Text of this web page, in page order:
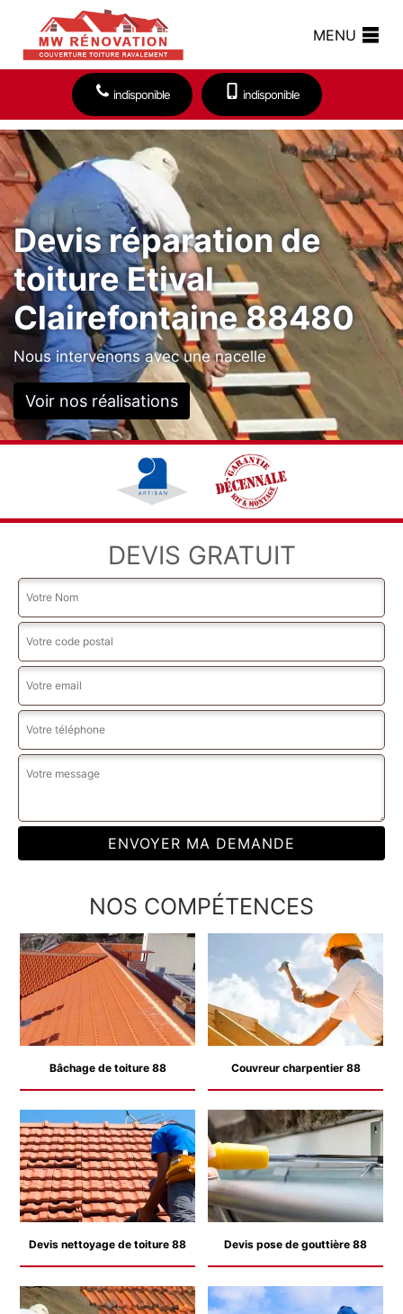
MENU
indisponible indisponible
Devis réparation de
toiture Etival
Clairefontaine 88480
Nous intervenons avec une nacelle
Voir nos réalisations
DEVIS GRATUIT
NOS COMPÉTENCES
Bâchage de toiture 88 Couvreur charpentier 88
Devis nettoyage de toiture 88 Devis pose de gouttière 88